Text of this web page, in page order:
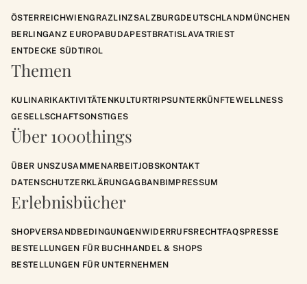
ÖSTERREICHWIENGRAZLINZSALZBURGDEUTSCHLANDMÜNCHEN
BERLINGANZ EUROPABUDAPESTBRATISLAVATRIEST
ENTDECKE SÜDTIROL
Themen
KULINARIKAKTIVITÄTENKULTURTRIPSUNTERKÜNFTEWELLNESS
GESELLSCHAFTSONSTIGES
Über 1000things
ÜBER UNSZUSAMMENARBEITJOBSKONTAKT
DATENSCHUTZERKLÄRUNGAGBANBIMPRESSUM
Erlebnisbücher
SHOPVERSANDBEDINGUNGENWIDERRUFSRECHTFAQSPRESSE
BESTELLUNGEN FÜR BUCHHANDEL & SHOPS
BESTELLUNGEN FÜR UNTERNEHMEN